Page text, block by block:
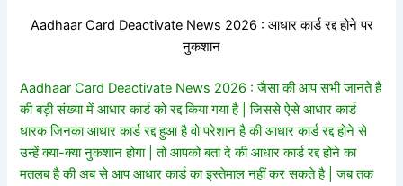
Aadhaar Card Deactivate News 2026 : आधार कार्ड रद्द होने पर
नुकशान
Aadhaar Card Deactivate News 2026 : जैसा की आप सभी जानते है
की बड़ी संख्या में आधार कार्ड को रद्द किया गया है | जिससे ऐसे आधार कार्ड
धारक जिनका आधार कार्ड रद्द हुआ है वो परेशान है की आधार कार्ड रद्द होने से
उन्हें क्या-क्या नुकशान होगा | तो आपको बता दे की आधार कार्ड रद्द होने का
मतलब है की अब से आप आधार कार्ड का इस्तेमाल नहीं कर सकते है | जब तक